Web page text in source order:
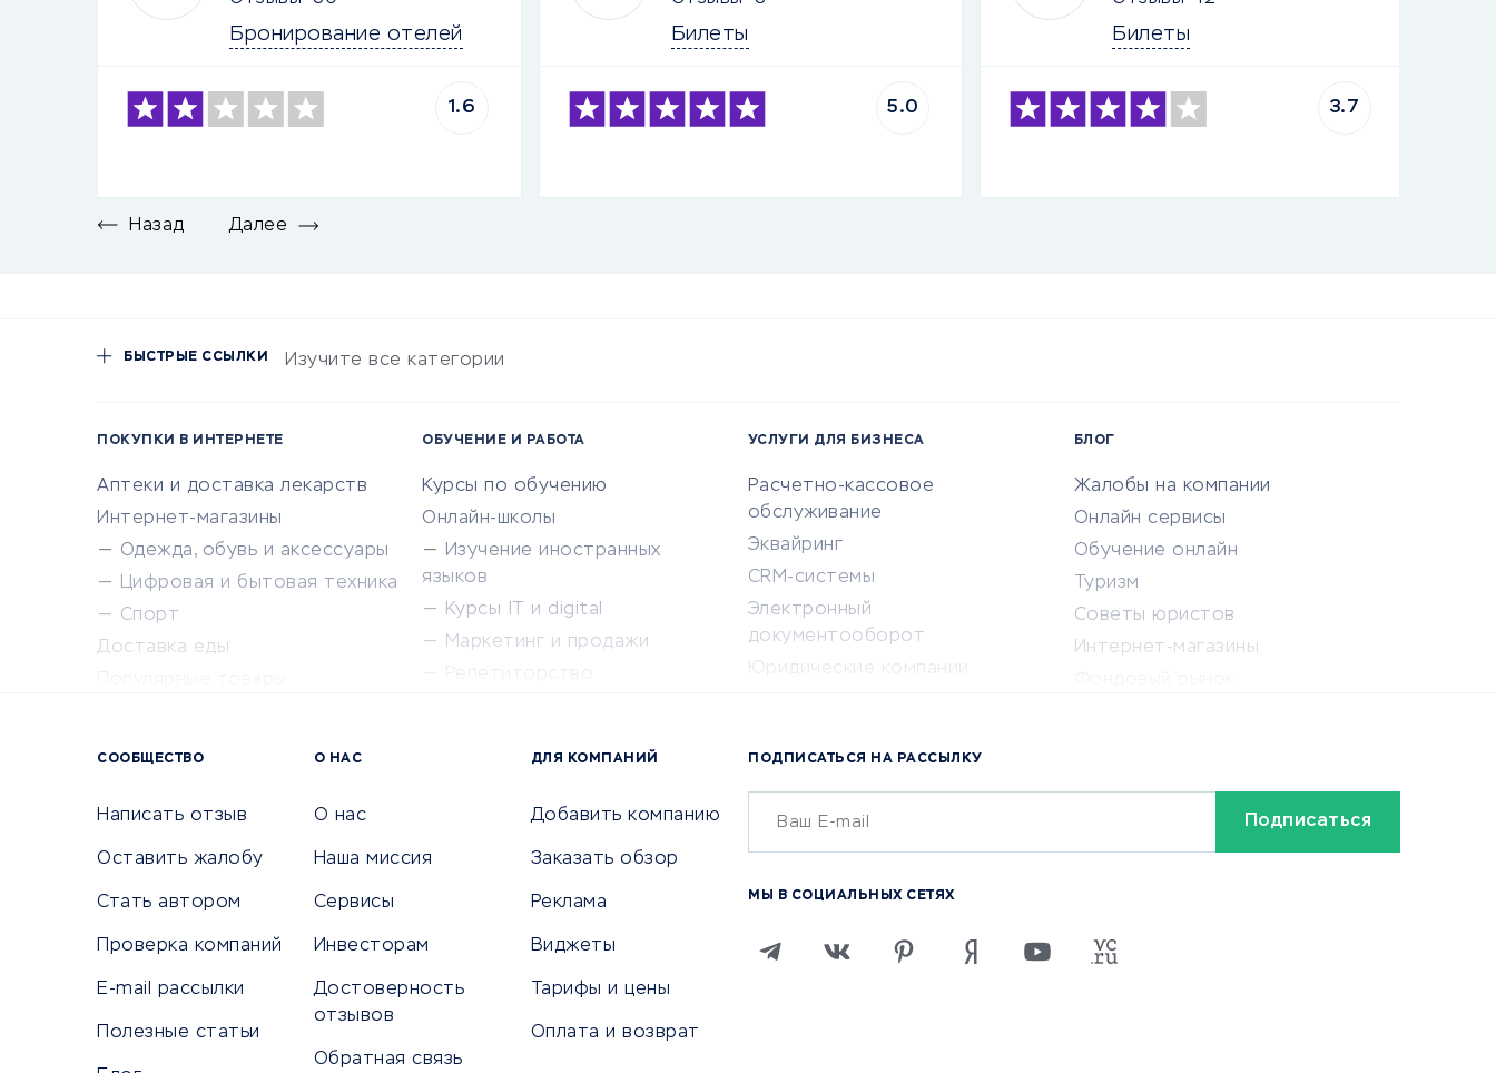
Бронирование отелей
1.6
Билеты
5.0
Билеты
3.7
Назад Далее
БЫСТРЫЕ ССЫЛКИ Изучите все категории
ПОКУПКИ В ИНТЕРНЕТЕ
Аптеки и доставка лекарств
Интернет-магазины
Одежда, обувь и аксессуары
Цифровая и бытовая техника
Спорт
Доставка еды
ОБУЧЕНИЕ И РАБОТА
Курсы по обучению
Онлайн-школы
Изучение иностранных
языков
Курсы IT и digital
Маркетинг и продажи
Университеты
УСЛУГИ ДЛЯ БИЗНЕСА
Расчетно-кассовое
обслуживание
Эквайринг
CRM-системы
Электронный
документооборот
Юридические компании
Бухгалтерия онлайн
Онлайн-кассы
SERM
Кредитные карты
Дебетовые карты
Микрофинансовые организации
Покупка билетов
Бронирование отелей
Санатории
БЛОГ
Жалобы на компании
Онлайн сервисы
Обучение онлайн
Туризм
Советы юристов
Интернет-магазины
СООБЩЕСТВО
Написать отзыв
Оставить жалобу
Стать автором
Проверка компаний
E-mail рассылки
Полезные статьи
О НАС
О нас
Наша миссия
Сервисы
Инвесторам
Достоверность
отзывов
Обратная связь
ДЛЯ КОМПАНИЙ
Добавить компанию
Заказать обзор
Реклама
Виджеты
Тарифы и цены
Оплата и возврат
ПОДПИСАТЬСЯ НА РАССЫЛКУ
МЫ В СОЦИАЛЬНЫХ СЕТЯХ